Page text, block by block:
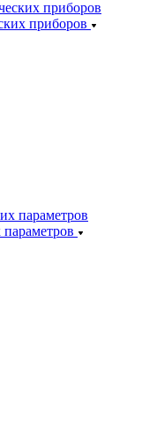
приборов